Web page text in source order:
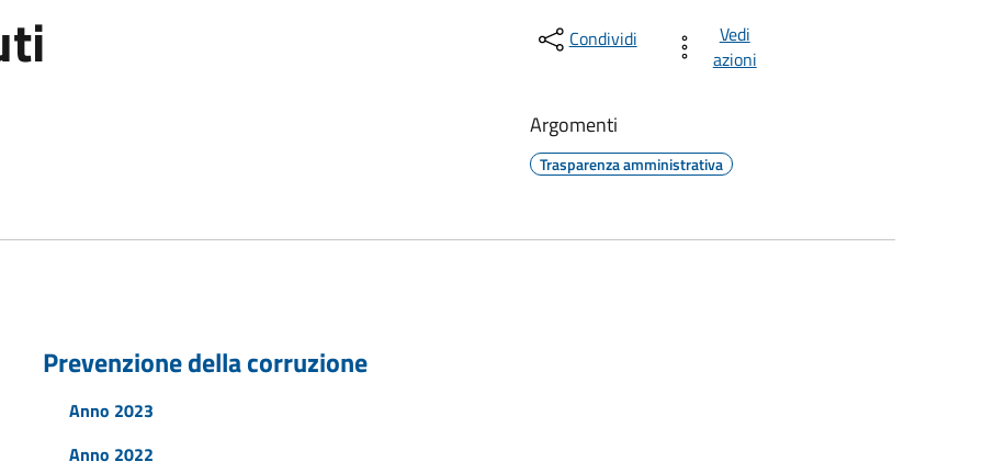
Condividi
Vedi
azioni
Argomenti
Trasparenza amministrativa
Prevenzione della corruzione
Anno 2023
Anno 2022